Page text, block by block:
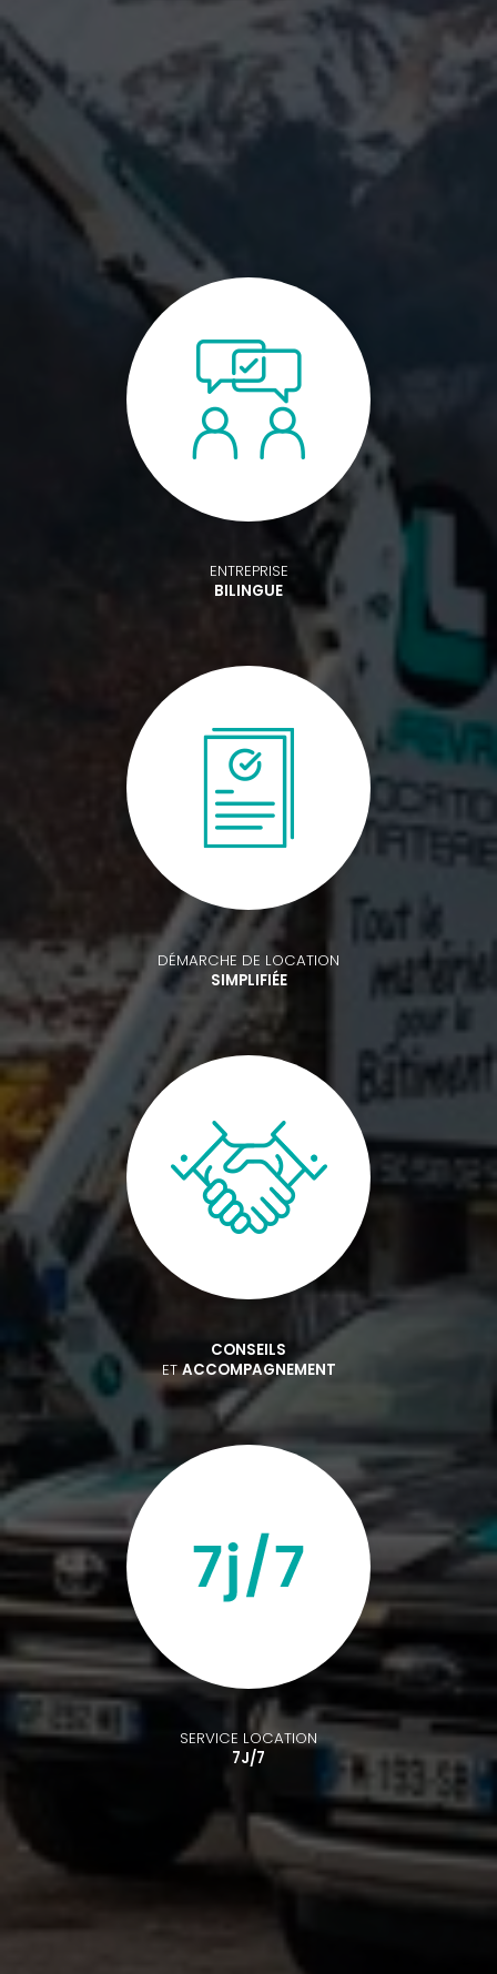
ENTREPRISE
BILINGUE
DÉMARCHE DE LOCATION
SIMPLIFIÉE
CONSEILS
ETACCOMPAGNEMENT
SERVICE LOCATION
7J/7